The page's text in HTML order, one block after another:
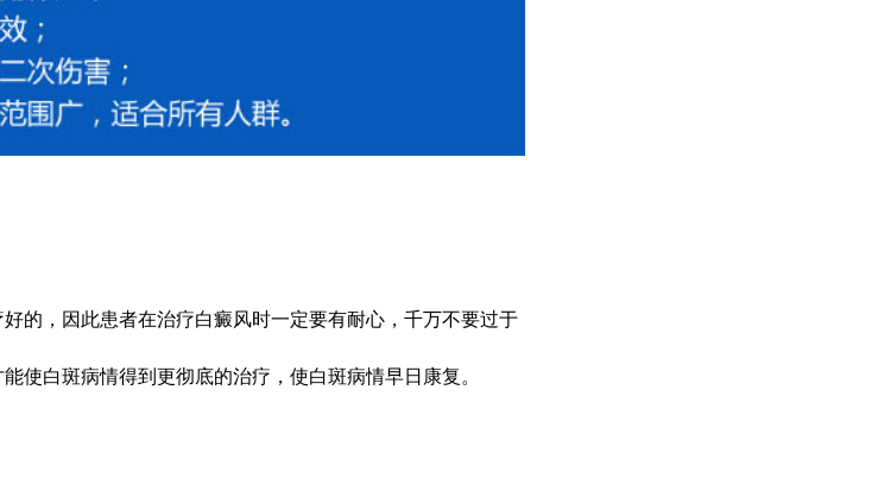
，因此患者在治疗白癜风时一定要有耐心，千万不要过于
使白斑病情得到更彻底的治疗，使白斑病情早日康复。